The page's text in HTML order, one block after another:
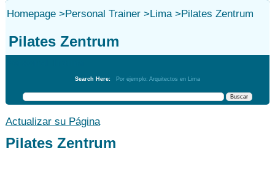
Homepage>Personal Trainer>Lima>Pilates Zentrum
Pilates Zentrum
Search Here: Por ejemplo: Arquitectos en Lima
Actualizar su Página
Pilates Zentrum